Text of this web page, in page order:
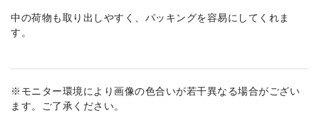
中の荷物も取り出しやすく、パッキングを容易にしてくれま
す。
※モニター環境により画像の色合いが若干異なる場合がござい
ます。ご了承ください。